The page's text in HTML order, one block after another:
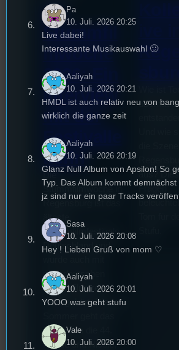
44.
Stummfil
mwoche
2026: Ein
Interview
mit der
Festivalle
iterin
Die
Stummfilmwoche in
Regensburg ist das
älteste
Stummfilmfestivals
Deutschland und
dem deutschen
Stummfilmpreis
2022 gekürt. Diesen
Festival in die 44.
Runde und Nicole,
überhaupt
aus?
Fragen
beleuchtet
Pa
10. Juli. 2026 20:25
Live dabei!
Interessante Musikauswahl 🙂
Aaliyah
10. Juli. 2026 20:21
HMDL ist auch relativ neu von
wirklich die ganze zeit
Aaliyah
10. Juli. 2026 20:19
Glanz Null Album von Apsilon! So
Typ. Das Album kommt
jz sind nur ein paar Tracks
Sasa
10. Juli. 2026 20:08
Hey ! Lieben Gruß von mom ♡
Aaliyah
10. Juli. 2026 20:01
YOOO was geht stufu
Vale
10. Juli. 2026 20:00